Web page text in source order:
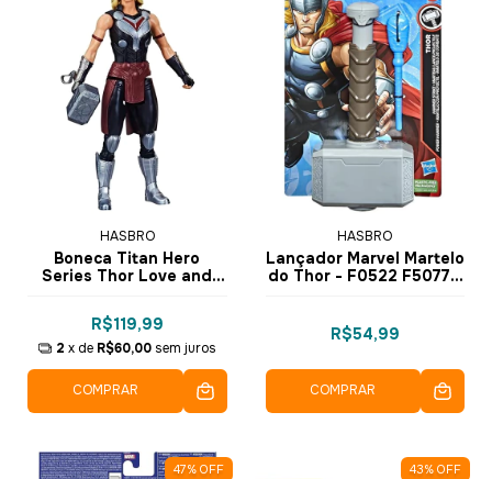
HASBRO
Boneca Titan Hero
Series Thor Love and
F3365 F4136 - Hasbro
R$119,99
2 x de R$60,00 sem juros
COMPRAR
HASBRO
Lançador Marvel Martelo
do Thor - F0522 F5077 -
R$54,99
COMPRAR
47% OFF 43% OFF